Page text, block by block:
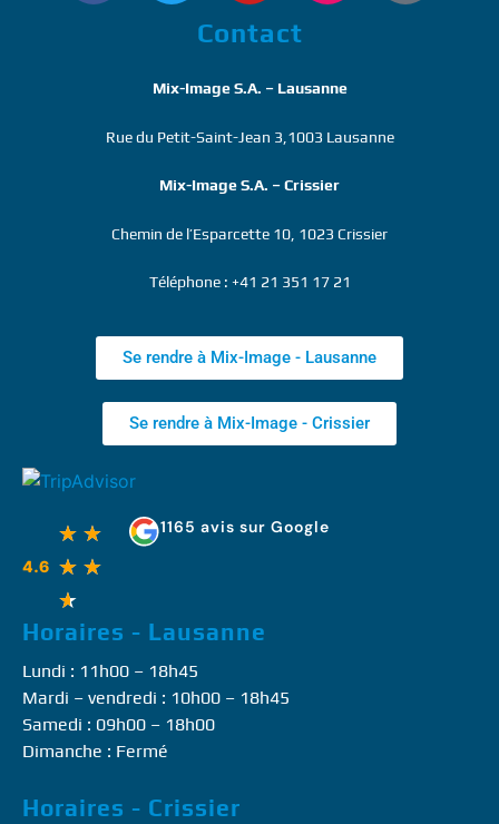
Contact
Mix-Image S.A. – Lausanne
Rue du Petit-Saint-Jean 3,1003 Lausanne
Mix-Image S.A. – Crissier
Chemin de l’Esparcette 10, 1023 Crissier
Téléphone : +41 21 351 17 21
Se rendre à Mix-Image - Lausanne
Se rendre à Mix-Image - Crissier
4.6
★ ★
★ ★
★
1165 avis sur Google
Horaires - Lausanne
Lundi : 11h00 – 18h45
Mardi – vendredi : 10h00 – 18h45
Samedi : 09h00 – 18h00
Dimanche : Fermé
Horaires - Crissier